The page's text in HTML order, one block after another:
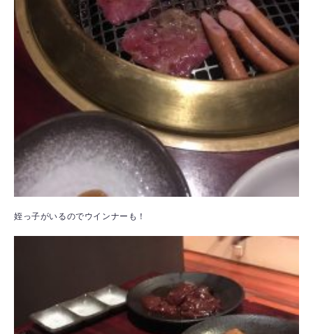
姪っ子がいるのでウインナーも！